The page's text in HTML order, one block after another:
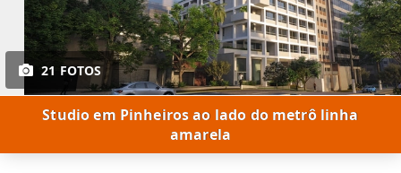
21 FOTOS
Studio em Pinheiros ao lado do metrô linha
amarela